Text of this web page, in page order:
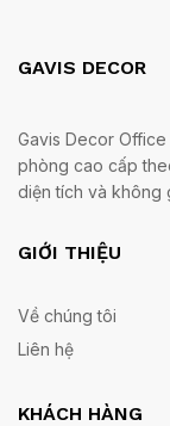
GAVIS DECOR
Gavis Decor
phòng cao cấp
diện tích và không
GIỚI THIỆU
Về chúng tôi
Liên hệ
KHÁCH HÀNG